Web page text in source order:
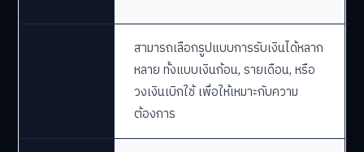
สามารถเลือกรูปแบบการรับเงินได้หลาก
หลาย ทั้งแบบเงินก้อน, รายเดือน, หรือ
วงเงินเบิกใช้ เพื่อให้เหมาะกับความ
ต้องการ